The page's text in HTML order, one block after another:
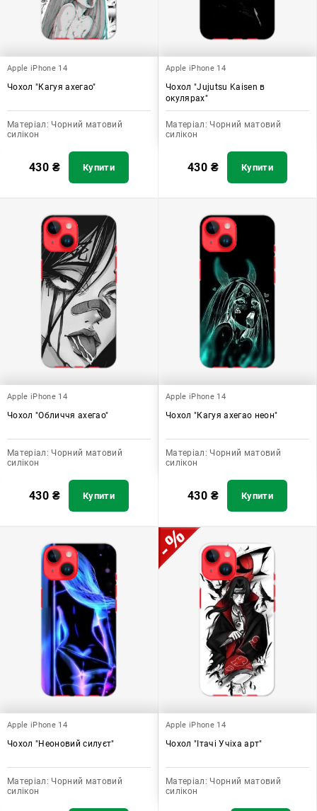
Apple iPhone 14
Чохол "Кагуя ахегао"
Матеріал: Чорний матовий
силікон
430 ₴ Купити
Apple iPhone 14
Чохол "Jujutsu Kaisen в
окулярах"
Матеріал: Чорний матовий
силікон
430 ₴ Купити
Apple iPhone 14
Чохол "Обличчя ахегао"
Матеріал: Чорний матовий
силікон
430 ₴ Купити
Apple iPhone 14
Чохол "Кагуя ахегао неон"
Матеріал: Чорний матовий
силікон
430 ₴ Купити
Apple iPhone 14
Чохол "Неоновий силуєт"
Матеріал: Чорний матовий
силікон
Apple iPhone 14
Чохол "Ітачі Учіха арт"
Матеріал: Чорний матовий
силікон